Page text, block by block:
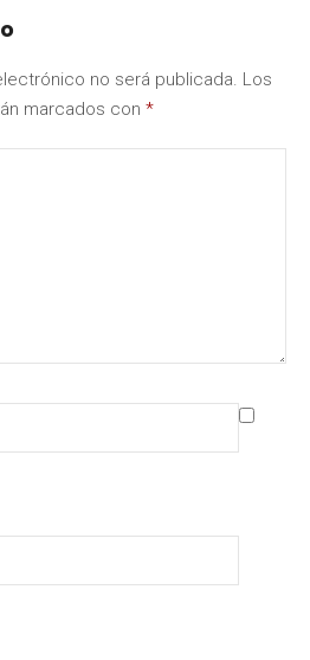
no será publicada. Los
marcados con *